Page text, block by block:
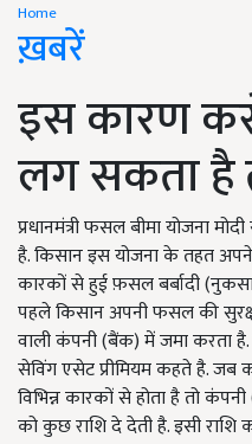
Home
ख़बरें
इस कारण
लग सकता है
प्रधानमंत्री फसल बीमा योजना
है. किसान इस योजना के तहत
कारकों से हुई फ़सल बर्बादी
पहले किसान अपनी फसल की
वाली कंपनी (बैंक) में जमा करता
सेविंग एसेट प्रीमियम कहते है.
विभिन्न कारकों से होता है तो
को कुछ राशि दे देती है. इसी राशि